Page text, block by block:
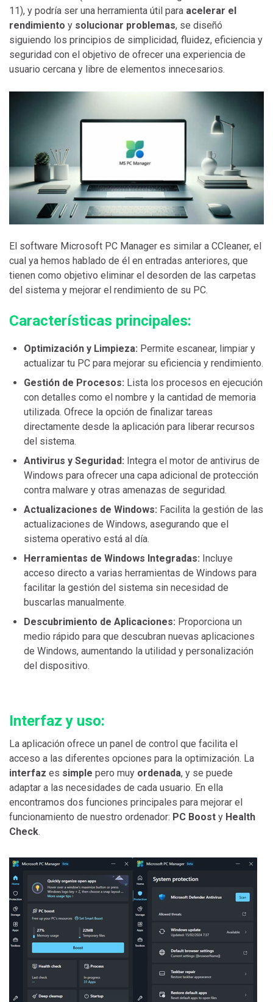
11), y podría ser una herramienta útil para acelerar el
rendimiento y solucionar problemas, se diseñó
siguiendo los principios de simplicidad, fluidez, eficiencia y
seguridad con el objetivo de ofrecer una experiencia de
usuario cercana y libre de elementos innecesarios.
El software Microsoft PC Manager es similar a CCleaner, el
cual ya hemos hablado de él en entradas anteriores, que
tienen como objetivo eliminar el desorden de las carpetas
del sistema y mejorar el rendimiento de su PC.
Características principales:
Optimización y Limpieza: Permite escanear, limpiar y
actualizar tu PC para mejorar su eficiencia y rendimiento.
Gestión de Procesos: Lista los procesos en ejecución
con detalles como el nombre y la cantidad de memoria
utilizada. Ofrece la opción de finalizar tareas
directamente desde la aplicación para liberar recursos
del sistema.
Antivirus y Seguridad: Integra el motor de antivirus de
Windows para ofrecer una capa adicional de protección
contra malware y otras amenazas de seguridad.
Actualizaciones de Windows: Facilita la gestión de las
actualizaciones de Windows, asegurando que el
sistema operativo está al día.
Herramientas de Windows Integradas: Incluye
acceso directo a varias herramientas de Windows para
facilitar la gestión del sistema sin necesidad de
buscarlas manualmente.
Descubrimiento de Aplicaciones: Proporciona un
medio rápido para que descubran nuevas aplicaciones
de Windows, aumentando la utilidad y personalización
del dispositivo.
Interfaz y uso:
La aplicación ofrece un panel de control que facilita el
acceso a las diferentes opciones para la optimización. La
interfaz es simple pero muy ordenada, y se puede
adaptar a las necesidades de cada usuario. En ella
encontramos dos funciones principales para mejorar el
funcionamiento de nuestro ordenador: PC Boost y Health
Check.